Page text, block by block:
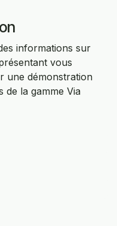
informations sur
vous
une démonstration
de la gamme Via